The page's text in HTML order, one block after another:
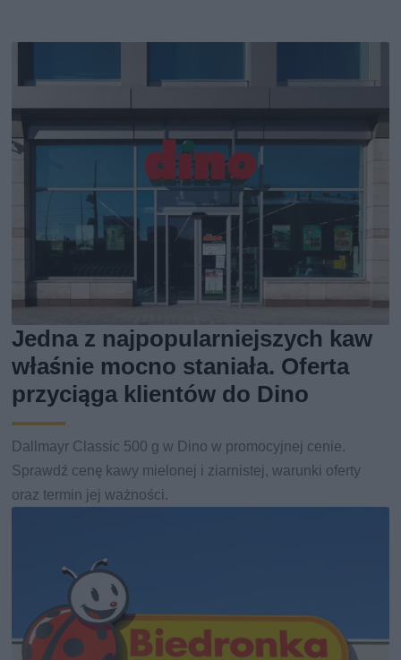
Jedna z najpopularniejszych kaw
właśnie mocno staniała. Oferta
przyciąga klientów do Dino
Dallmayr Classic 500 g w Dino w promocyjnej cenie.
Sprawdź cenę kawy mielonej i ziarnistej, warunki oferty
oraz termin jej ważności.